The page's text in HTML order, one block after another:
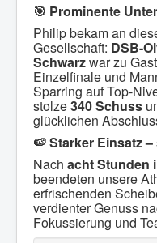
🎯 Prominente
Philip bekam an
Gesellschaft: DSB-
Schwarzwar zu
Einzelfinale und
Sparring auf Top-
stolze340 Schuss
glücklichen
🍉Starker Einsatz
Nach acht Stunden
beendeten unsere
erfrischenden
verdienter Genuss
Fokussierung und